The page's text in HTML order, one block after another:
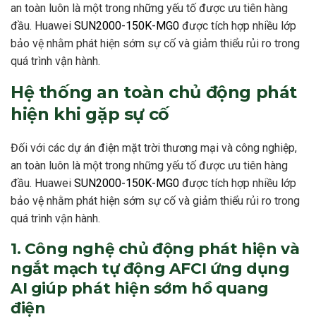
an toàn luôn là một trong những yếu tố được ưu tiên hàng
đầu. Huawei SUN2000-150K-MG0 được tích hợp nhiều lớp
bảo vệ nhằm phát hiện sớm sự cố và giảm thiểu rủi ro trong
quá trình vận hành.
Hệ thống an toàn chủ động phát
hiện khi gặp sự cố
Đối với các dự án điện mặt trời thương mại và công nghiệp,
an toàn luôn là một trong những yếu tố được ưu tiên hàng
đầu. Huawei SUN2000-150K-MG0 được tích hợp nhiều lớp
bảo vệ nhằm phát hiện sớm sự cố và giảm thiểu rủi ro trong
quá trình vận hành.
1. Công nghệ chủ động phát hiện và
ngắt mạch tự động AFCI ứng dụng
AI giúp phát hiện sớm hồ quang
điện